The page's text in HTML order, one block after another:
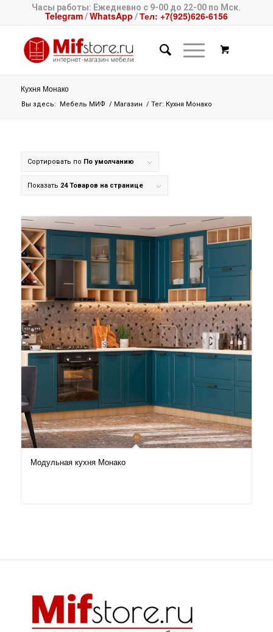
Часы работы: Ежедневно с 9-00 до 22-00 по Мск.
Telegram/WhatsApp /Тел: +7(925)626-6156
Кухня Монако
Вы здесь: Мебель МИФ / Магазин / Тег: Кухня Монако
Сортировать по По умолчанию
Показать 24 Товаров на странице
Модульная кухня Монако